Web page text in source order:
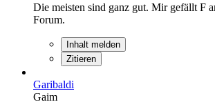
Die meisten sind ganz gut. Mir gefällt F
Forum.
Inhalt melden
Zitieren
Garibaldi
Gaim